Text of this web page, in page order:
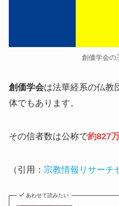
創価学会の
創価学会は法華経系の仏教
体でもあります。
その信者数は公称で約827
（引用： 宗教情報リサーチ
あわせて読みたい